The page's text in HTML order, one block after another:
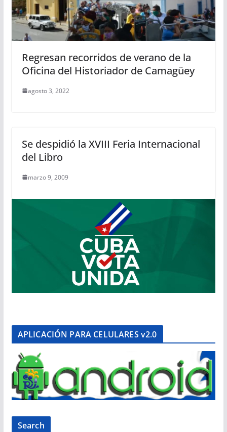
Regresan recorridos de verano de la
Oficina del Historiador de Camagüey
agosto 3, 2022
Se despidió la XVIII Feria Internacional
del Libro
marzo 9, 2009
APLICACIÓN PARA CELULARES v2.0
Search